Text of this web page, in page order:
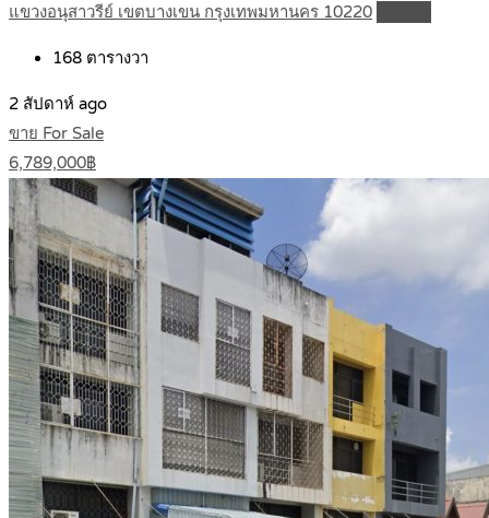
แขวงอนุสาวรีย์ เขตบางเขน กรุงเทพมหานคร 10220
168 ตารางวา
2 สัปดาห์ ago
ขาย For Sale
6,789,000฿